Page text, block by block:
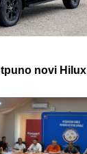
novi Hilux